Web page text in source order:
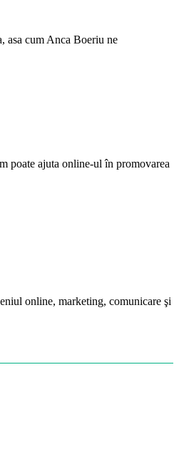
asa cum Anca Boeriu ne
poate ajuta online-ul în promovarea
online, marketing, comunicare şi